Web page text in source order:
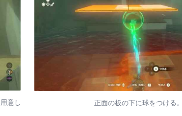
意し 正面の板の下に球をつける。